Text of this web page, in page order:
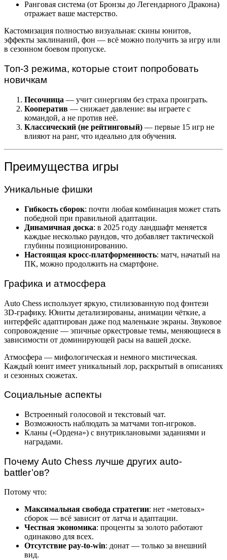
Ранговая система (от Бронзы до Легендарного Дракона)
отражает ваше мастерство.
Кастомизация полностью визуальная: скины юнитов,
эффекты заклинаний, фон — всё можно получить за игру или
в сезонном боевом пропуске.
Топ-3 режима, которые стоит попробовать
новичкам
Песочница — учит синергиям без страха проиграть.
Кооператив — снижает давление: вы играете с
командой, а не против неё.
Классический (не рейтинговый) — первые 15 игр не
влияют на ранг, что идеально для обучения.
Преимущества игры
Уникальные фишки
Гибкость сборок: почти любая комбинация может стать
победной при правильной адаптации.
Динамичная доска: в 2025 году ландшафт меняется
каждые несколько раундов, что добавляет тактической
глубины позиционированию.
Настоящая кросс-платформенность: матч, начатый на
ПК, можно продолжить на смартфоне.
Графика и атмосфера
Auto Chess использует яркую, стилизованную под фэнтези
3D-графику. Юниты детализированы, анимации чёткие, а
интерфейс адаптирован даже под маленькие экраны. Звуковое
сопровождение — эпичные оркестровые темы, меняющиеся в
зависимости от доминирующей расы на вашей доске.
Атмосфера — мифологическая и немного мистическая.
Каждый юнит имеет уникальный лор, раскрытый в описаниях
и сезонных сюжетах.
Социальные аспекты
Встроенный голосовой и текстовый чат.
Возможность наблюдать за матчами топ-игроков.
Кланы («Ордена») с внутриклановыми заданиями и
наградами.
Почему Auto Chess лучше других auto-
battler’ов?
Потому что:
Максимальная свобода стратегии: нет «метовых»
сборок — всё зависит от латча и адаптации.
Честная экономика: проценты за золото работают
одинаково для всех.
Отсутствие pay-to-win: донат — только за внешний
вид.